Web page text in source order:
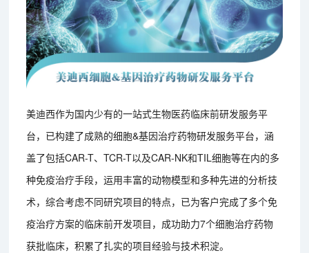
美迪西作为国内少有的一站式生物医药临床前研发服务平
台，已构建了成熟的细胞&基因治疗药物研发服务平台，涵
盖了包括CAR-T、TCR-T以及CAR-NK和TIL细胞等在内的多
种免疫治疗手段，运用丰富的动物模型和多种先进的分析技
术，综合考虑不同研究项目的特点，已为客户完成了多个免
疫治疗方案的临床前开发项目，成功助力7个细胞治疗药物
获批临床，积累了扎实的项目经验与技术积淀。